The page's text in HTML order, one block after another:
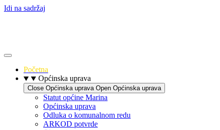
Idi na sadržaj
Početna
Općinska uprava
Close Općinska uprava Open Općinska uprava
Statut općine Marina
Općinska uprava
Odluka o komunalnom redu
ARKOD potvrde